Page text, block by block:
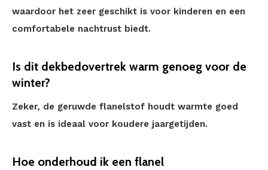
waardoor het zeer geschikt is voor kinderen en een
comfortabele nachtrust biedt.
Is dit dekbedovertrek warm genoeg voor de
winter?
Zeker, de geruwde flanelstof houdt warmte goed
vast en is ideaal voor koudere jaargetijden.
Hoe onderhoud ik een flanel